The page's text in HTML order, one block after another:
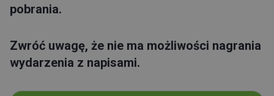
pobrania.
Zwróć uwagę, że nie ma możliwości nagrania
wydarzenia z napisami.